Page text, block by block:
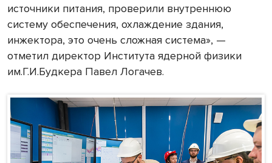
источники питания, проверили внутреннюю
систему обеспечения, охлаждение здания,
инжектора, это очень сложная система», —
отметил директор Института ядерной физики
им.Г.И.Будкера Павел Логачев.